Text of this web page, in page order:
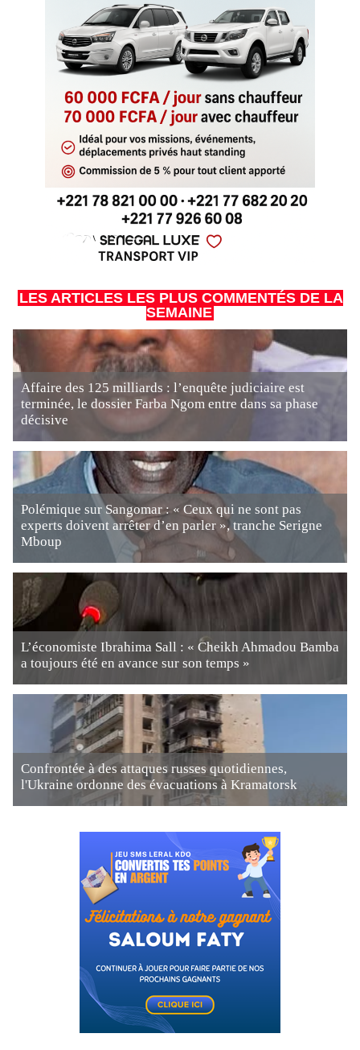
LES ARTICLES LES PLUS COMMENTÉS DE LA
SEMAINE
Affaire des 125 milliards : l’enquête judiciaire est
terminée, le dossier Farba Ngom entre dans sa phase
décisive
Polémique sur Sangomar : « Ceux qui ne sont pas
experts doivent arrêter d’en parler », tranche Serigne
Mboup
L’économiste Ibrahima Sall : « Cheikh Ahmadou Bamba
a toujours été en avance sur son temps »
Confrontée à des attaques russes quotidiennes,
l'Ukraine ordonne des évacuations à Kramatorsk